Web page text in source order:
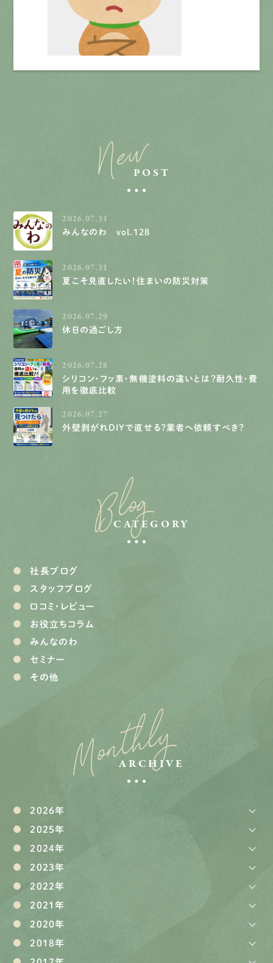
NewPOST
2026.07.31
みんなのわ vol.128
2026.07.31
夏こそ見直したい！住まいの防災対策
2026.07.29
休日の過ごし方
2026.07.28
シリコン・フッ素・無機塗料の違いとは？耐久性・費
用を徹底比較
2026.07.27
外壁剥がれDIYで直せる？業者へ依頼すべき？
Blog
CATEGORY
社長ブログ
スタッフブログ
口コミ・レビュー
お役立ちコラム
みんなのわ
セミナー
その他
Monthly
ARCHIVE
2026年
2025年
2024年
2023年
2022年
2021年
2020年
2018年